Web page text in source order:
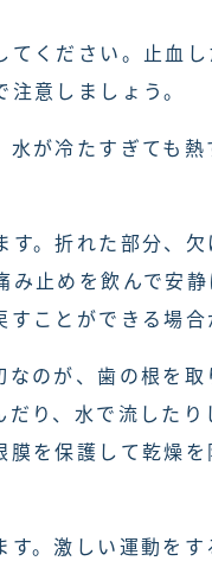
ください。止血
意しましょう。
が冷たすぎても
。折れた部分、
止めを飲んで安
ことができる場合
のが、歯の根を
り、水で流した
を保護して乾燥
。激しい運動を